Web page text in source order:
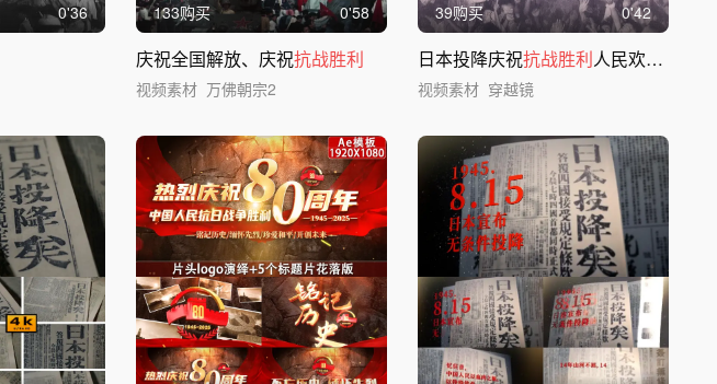
0'36 133购买 0'58
庆祝全国解放、庆祝抗战胜利
视频素材 万佛朝宗2
39购买 0'42
日本投降庆祝抗战胜利人民欢呼鼓掌舞龙舞狮
视频素材 穿越镜